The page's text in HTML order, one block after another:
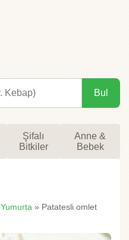
Bul
Şifalı
Bitkiler
Anne &
Bebek
Yumurta » Patatesli omlet